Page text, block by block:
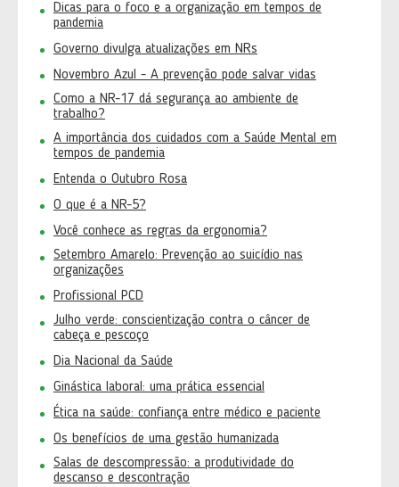
Dicas para o foco e a organização em tempos de
pandemia
Governo divulga atualizações em NRs
Novembro Azul - A prevenção pode salvar vidas
Como a NR-17 dá segurança ao ambiente de
trabalho?
A importância dos cuidados com a Saúde Mental em
tempos de pandemia
Entenda o Outubro Rosa
O que é a NR-5?
Você conhece as regras da ergonomia?
Setembro Amarelo: Prevenção ao suicídio nas
organizações
Profissional PCD
Julho verde: conscientização contra o câncer de
cabeça e pescoço
Dia Nacional da Saúde
Ginástica laboral: uma prática essencial
Ética na saúde: confiança entre médico e paciente
Os benefícios de uma gestão humanizada
Salas de descompressão: a produtividade do
descanso e descontração